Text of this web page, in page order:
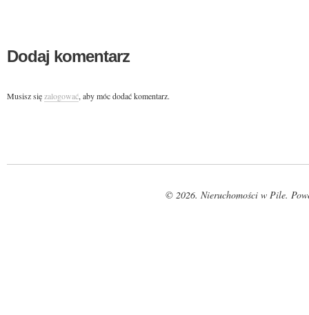
Dodaj komentarz
Musisz sięzalogować, aby móc dodać komentarz.
© 2026. Nieruchomości w Pile.